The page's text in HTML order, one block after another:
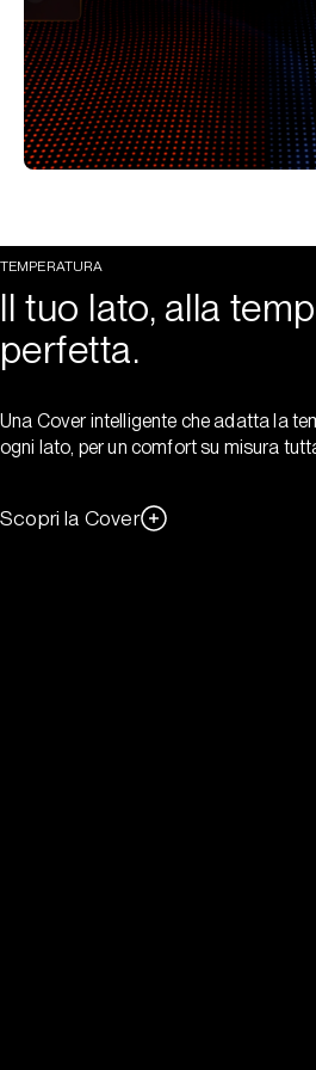
TEMPERATURA
Il tuo lato, alla
perfetta.
Una Cover intelligente che adatta la
ogni lato, per un comfort su misura
Scopri la Cover